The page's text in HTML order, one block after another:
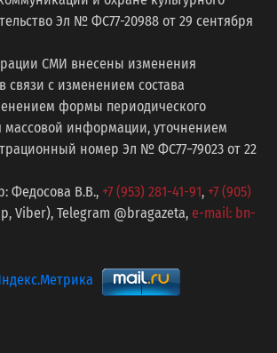
Эл № ФС77-20988 от 29 сентября
СМИ внесены изменения
связи с изменением состава
формы периодического
массовой информации, уточнением
номер Эл № ФС77−79023 от 22
Федосова В.В., +7 (953) 281-41-91, +7 (905)
Viber), Telegram @bragazeta, e-mail: bn-